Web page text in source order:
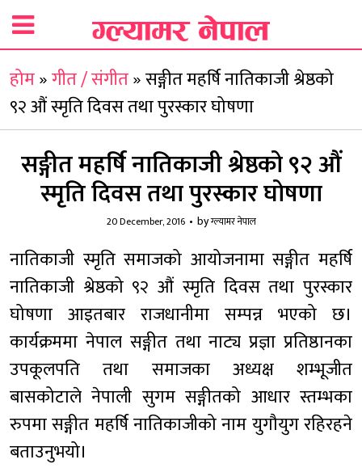
होम»गीत / संगीत»सङ्गीत महर्षि नातिकाजी श्रेष्ठको
९२ औं स्मृति दिवस तथा पुरस्कार घोषणा
सङ्गीत महर्षि नातिकाजी श्रेष्ठको ९२ औं
स्मृति दिवस तथा पुरस्कार घोषणा
20 December, 2016 byग्ल्यामर नेपाल
नातिकाजी स्मृति समाजको आयोजनामा सङ्गीत महर्षि
नातिकाजी श्रेष्ठको ९२ औं स्मृति दिवस तथा पुरस्कार
घोषणा आइतबार राजधानीमा सम्पन्न भएको छ।
कार्यक्रममा नेपाल सङ्गीत तथा नाट्य प्रज्ञा प्रतिष्ठानका
उपकूलपति तथा समाजका अध्यक्ष शम्भूजीत
बासकोटाले नेपाली सुगम सङ्गीतको आधार स्तम्भका
रुपमा सङ्गीत महर्षि नातिकाजीको नाम युगौयुग रहिरहने
बताउनुभयो।